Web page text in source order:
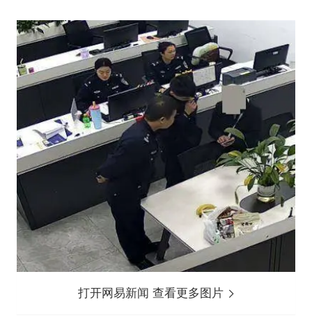
打开网易新闻 查看更多图片